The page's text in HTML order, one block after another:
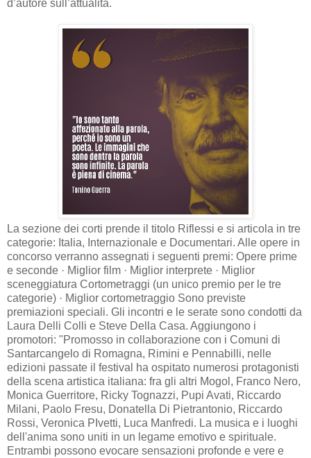
d’autore sull’attualità.
La sezione dei corti prende il titolo Riflessi e si articola in tre
categorie: Italia, Internazionale e Documentari. Alle opere in
concorso verranno assegnati i seguenti premi: Opere prime
e seconde · Miglior film · Miglior interprete · Miglior
sceneggiatura Cortometraggi (un unico premio per le tre
categorie) · Miglior cortometraggio Sono previste
premiazioni speciali. Gli incontri e le serate sono condotti da
Laura Delli Colli e Steve Della Casa. Aggiungono i
promotori: "Promosso in collaborazione con i Comuni di
Santarcangelo di Romagna, Rimini e Pennabilli, nelle
edizioni passate il festival ha ospitato numerosi protagonisti
della scena artistica italiana: fra gli altri Mogol, Franco Nero,
Monica Guerritore, Ricky Tognazzi, Pupi Avati, Riccardo
Milani, Paolo Fresu, Donatella Di Pietrantonio, Riccardo
Rossi, Veronica PIvetti, Luca Manfredi. La musica e i luoghi
dell'anima sono uniti in un legame emotivo e spirituale.
Entrambi possono evocare sensazioni profonde e vere e